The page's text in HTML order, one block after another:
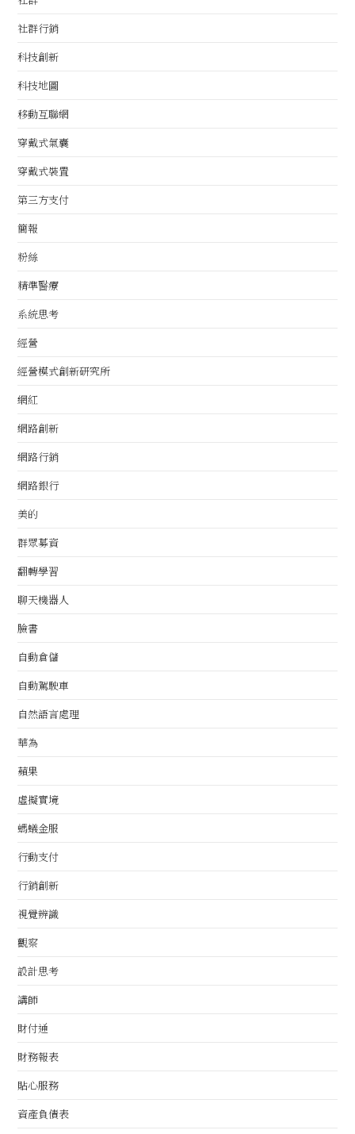
社群行銷
科技創新
科技地圖
移動互聯網
穿戴式氣囊
穿戴式裝置
第三方支付
簡報
粉絲
精準醫療
系統思考
經營
經營模式創新研究所
網紅
網路創新
網路行銷
網路銀行
美的
群眾募資
翻轉學習
聊天機器人
臉書
自動倉儲
自動駕駛車
自然語言處理
華為
蘋果
虛擬實境
螞蟻金服
行動支付
行銷創新
視覺辨識
觀察
設計思考
講師
財付通
財務報表
貼心服務
資產負債表